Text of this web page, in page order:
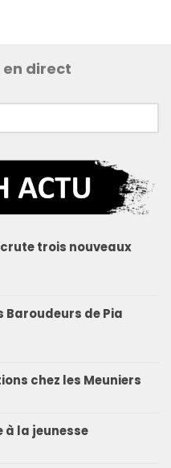
en direct
trois nouveaux
Baroudeurs de Pia
chez les Meuniers
la jeunesse